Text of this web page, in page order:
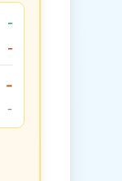
-
-
-
-